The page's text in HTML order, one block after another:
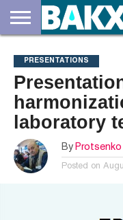
US
DOCUMENTS
NEWS
CONTACTS
PRESENTATIONS
laboratory
By Protsenko
Posted on